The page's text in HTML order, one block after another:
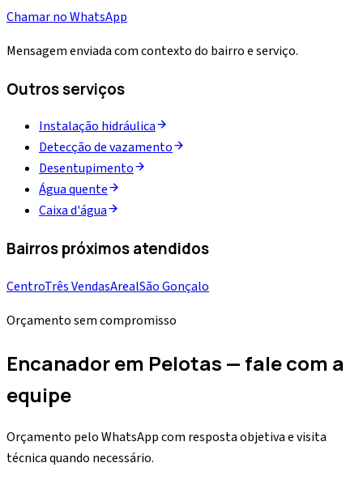
Chamar no WhatsApp
Mensagem enviada com contexto do bairro e serviço.
Outros serviços
Instalação hidráulica
Detecção de vazamento
Desentupimento
Água quente
Caixa d'água
Bairros próximos atendidos
CentroTrês VendasArealSão Gonçalo
Orçamento sem compromisso
Encanador em Pelotas — fale com a
equipe
Orçamento pelo WhatsApp com resposta objetiva e visita
técnica quando necessário.